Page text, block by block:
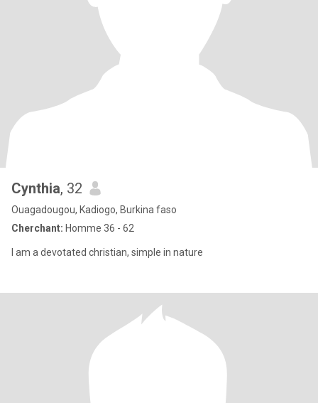
Cynthia, 32
Ouagadougou, Kadiogo, Burkina faso
Cherchant: Homme 36 - 62
I am a devotated christian, simple in nature